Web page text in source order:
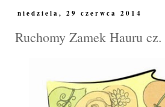
niedziela, 29 czerwca 2014
Ruchomy Zamek Hauru